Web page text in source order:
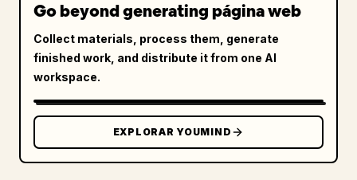
Go beyond generating página web
Collect materials, process them, generate
finished work, and distribute it from one AI
workspace.
EXPLORAR YOUMIND